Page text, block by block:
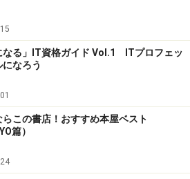
なる」IT資格ガイド Vol.1 ITプロフェッ
なろう
らこの書店！おすすめ本屋ベスト
篇）